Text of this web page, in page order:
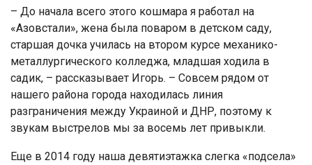
– До начала всего этого кошмара я работал на
«Азовстали», жена была поваром в детском саду,
старшая дочка училась на втором курсе механико-
металлургического колледжа, младшая ходила в
садик, – рассказывает Игорь. – Совсем рядом от
нашего района города находилась линия
разграничения между Украиной и ДНР, поэтому к
звукам выстрелов мы за восемь лет привыкли.
Еще в 2014 году наша девятиэтажка слегка «подсела»